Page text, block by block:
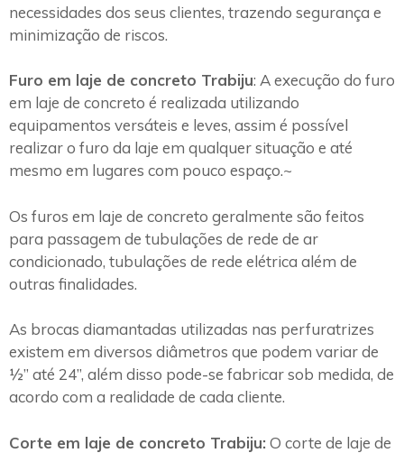
necessidades dos seus clientes, trazendo segurança e
minimização de riscos.
Furo em laje de concreto Trabiju: A execução do furo
em laje de concreto é realizada utilizando
equipamentos versáteis e leves, assim é possível
realizar o furo da laje em qualquer situação e até
mesmo em lugares com pouco espaço.~
Os furos em laje de concreto geralmente são feitos
para passagem de tubulações de rede de ar
condicionado, tubulações de rede elétrica além de
outras finalidades.
As brocas diamantadas utilizadas nas perfuratrizes
existem em diversos diâmetros que podem variar de
½” até 24”, além disso pode-se fabricar sob medida, de
acordo com a realidade de cada cliente.
Corte em laje de concreto Trabiju: O corte de laje de